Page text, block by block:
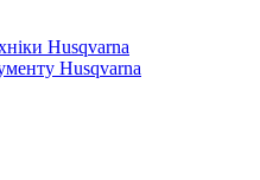
Husqvarna
Husqvarna